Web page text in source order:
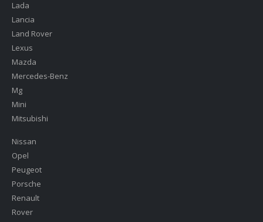
Lada
Lancia
Land Rover
Lexus
Mazda
Mercedes-Benz
Mg
Mini
Mitsubishi
Nissan
Opel
Peugeot
Porsche
Renault
Rover